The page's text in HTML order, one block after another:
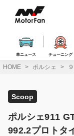
ス
車ニュース チューニング
HOME ポルシェ
Scoop
ポルシェ911
992.2プロトタ